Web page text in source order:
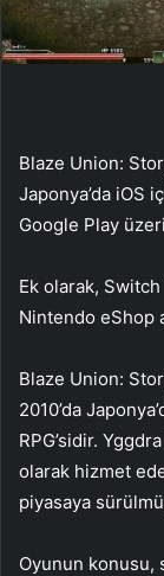
Blaze Union:
Japonya’da iOS
Google Play
Ek olarak, Switch
Nintendo eShop
Blaze Union:
2010’da
RPG’sidir.
olarak hizmet
piyasaya
Oyunun konusu,